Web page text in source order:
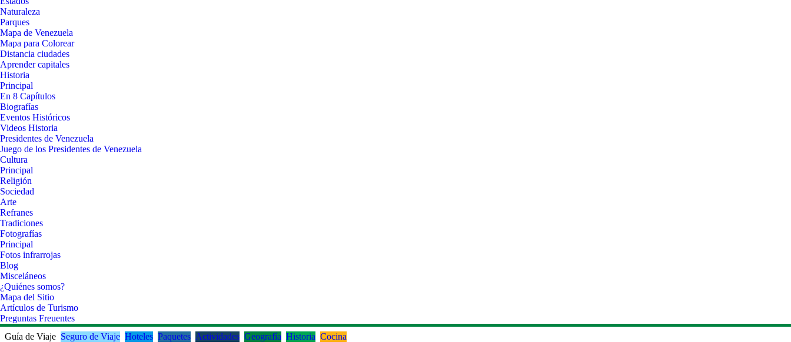
Naturaleza
Parques
Mapa de Venezuela
Mapa para Colorear
Distancia ciudades
Aprender capitales
Historia
Principal
En 8 Capítulos
Biografías
Eventos Históricos
Videos Historia
Presidentes de Venezuela
Juego de los Presidentes de Venezuela
Cultura
Principal
Religión
Sociedad
Arte
Refranes
Tradiciones
Fotografías
Principal
Fotos infrarrojas
Blog
Misceláneos
¿Quiénes somos?
Mapa del Sitio
Artículos de Turismo
Preguntas Freuentes
Guía de Viaje Seguro de Viaje Hoteles Paquetes Actividades Geografía Historia Cocina